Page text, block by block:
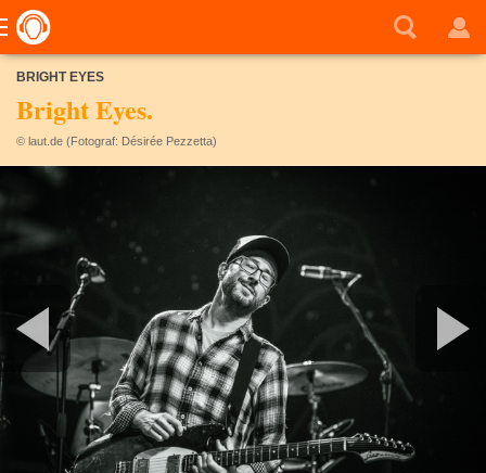
BRIGHT EYES
Bright Eyes.
© laut.de (Fotograf: Désirée Pezzetta)